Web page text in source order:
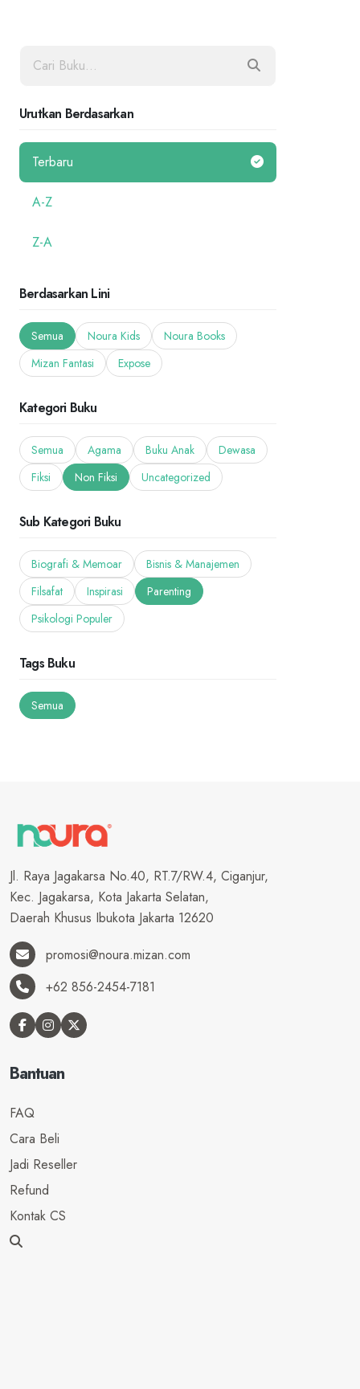
Urutkan Berdasarkan
Terbaru
A-Z
Z-A
Berdasarkan Lini
Semua Noura Kids
Noura Books
Mizan Fantasi
Expose
Kategori Buku
Semua Agama Buku Anak
Dewasa
Fiksi
Non Fiksi Uncategorized
Sub Kategori Buku
Biografi & Memoar
Bisnis & Manajemen
Filsafat
Inspirasi
Parenting
Psikologi Populer
Tags Buku
Semua
Jl. Raya Jagakarsa No.40, RT.7/RW.4, Ciganjur,
Kec. Jagakarsa, Kota Jakarta Selatan,
Daerah Khusus Ibukota Jakarta 12620
promosi@noura.mizan.com
+62 856-2454-7181
Bantuan
FAQ
Cara Beli
Jadi Reseller
Refund
Kontak CS